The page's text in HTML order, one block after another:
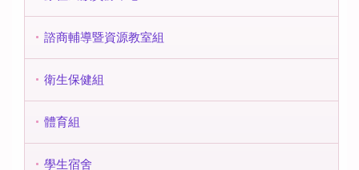
諮商輔導暨資源教室組
衛生保健組
體育組
學生宿舍